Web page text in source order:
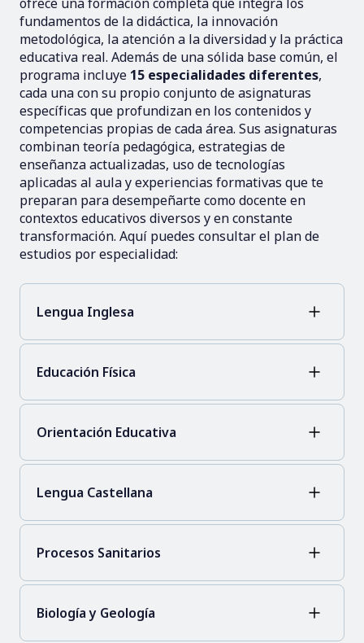
fundamentos de la didáctica, la innovación
metodológica, la atención a la diversidad y la práctica
educativa real. Además de una sólida base común, el
programa incluye 15 especialidades diferentes,
cada una con su propio conjunto de asignaturas
específicas que profundizan en los contenidos y
competencias propias de cada área. Sus asignaturas
combinan teoría pedagógica, estrategias de
enseñanza actualizadas, uso de tecnologías
aplicadas al aula y experiencias formativas que te
preparan para desempeñarte como docente en
contextos educativos diversos y en constante
transformación. Aquí puedes consultar el plan de
estudios por especialidad:
Lengua Inglesa
Educación Física
Orientación Educativa
Lengua Castellana
Procesos Sanitarios
Biología y Geología